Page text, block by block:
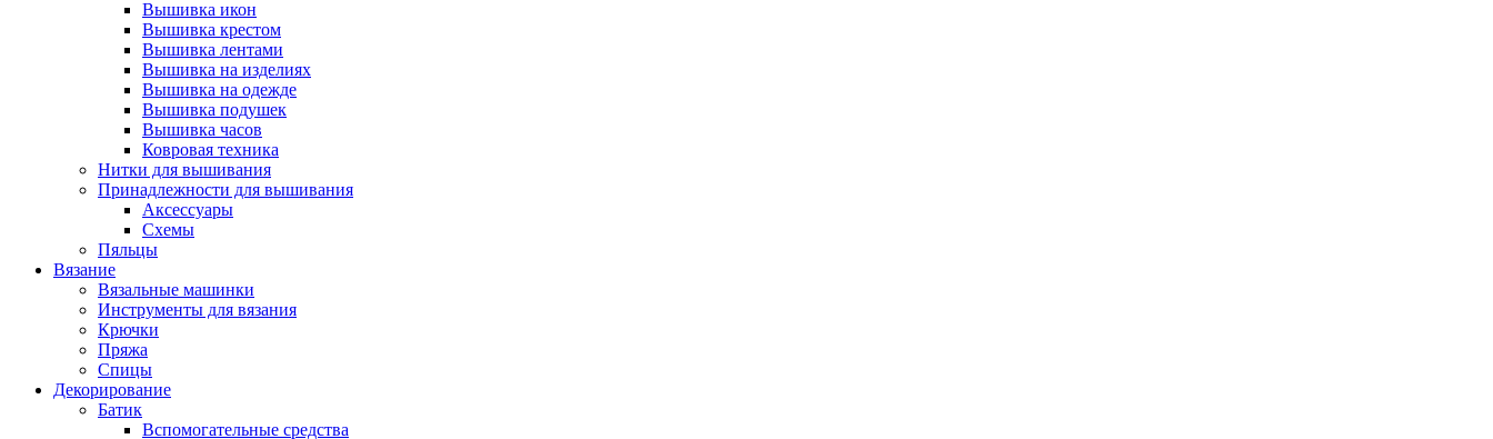
Вышивка икон
Вышивка крестом
Вышивка лентами
Вышивка на изделиях
Вышивка на одежде
Вышивка подушек
Вышивка часов
Ковровая техника
Нитки для вышивания
Принадлежности для вышивания
Аксессуары
Схемы
Пяльцы
Вязание
Вязальные машинки
Инструменты для вязания
Крючки
Пряжа
Спицы
Декорирование
Батик
Вспомогательные средства